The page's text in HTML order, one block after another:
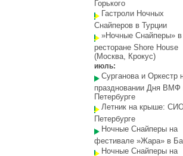
Горького
Гастроли Ночных
Снайперов в Турции
»Ночные Снайперы» в
ресторане Shore House
(Москва, Крокус)
июль:
Сурганова и Оркестр
праздновании Дня ВМФ
Петербурге
Летник на крыше:
Петербурге
Ночные Снайперы на
фестивале »Жара» в
Ночные Снайперы на